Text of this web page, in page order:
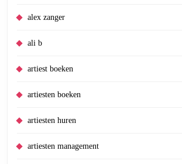
alex zanger
ali b
artiest boeken
artiesten boeken
artiesten huren
artiesten management